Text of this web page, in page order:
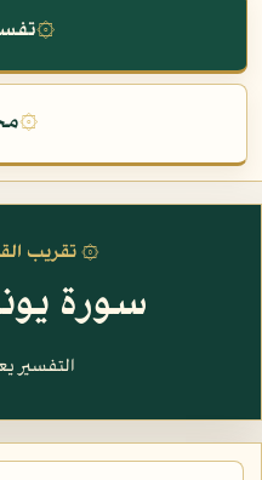
۞
۞
۞ تقريب
سورة
التفسير